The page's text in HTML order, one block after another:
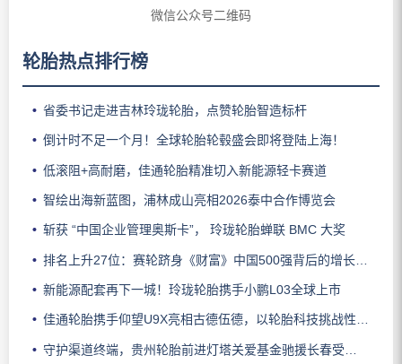
微信公众号二维码
轮胎热点排行榜
省委书记走进吉林玲珑轮胎，点赞轮胎智造标杆
倒计时不足一个月！全球轮胎轮毂盛会即将登陆上海！
低滚阻+高耐磨，佳通轮胎精准切入新能源轻卡赛道
智绘出海新蓝图，浦林成山亮相2026泰中合作博览会
斩获 “中国企业管理奥斯卡”， 玲珑轮胎蝉联 BMC 大奖
排名上升27位：赛轮跻身《财富》中国500强背后的增长逻辑
新能源配套再下一城！玲珑轮胎携手小鹏L03全球上市
佳通轮胎携手仰望U9X亮相古德伍德，以轮胎科技挑战性能边界
守护渠道终端，贵州轮胎前进灯塔关爱基金驰援长春受灾门店